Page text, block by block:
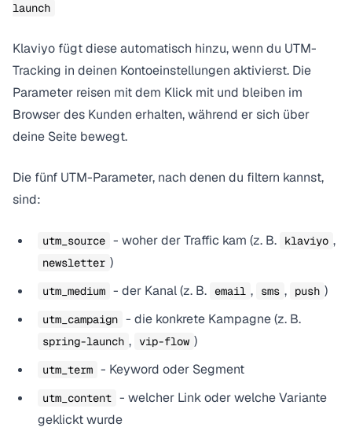
launch
Klaviyo fügt diese automatisch hinzu, wenn du UTM-
Tracking in deinen Kontoeinstellungen aktivierst. Die
Parameter reisen mit dem Klick mit und bleiben im
Browser des Kunden erhalten, während er sich über
deine Seite bewegt.
Die fünf UTM-Parameter, nach denen du filtern kannst,
sind:
utm_source - woher der Traffic kam (z. B. klaviyo ,
newsletter )
utm_medium - der Kanal (z. B. email , sms , push )
utm_campaign - die konkrete Kampagne (z. B.
spring-launch , vip-flow )
utm_term - Keyword oder Segment
utm_content - welcher Link oder welche Variante
geklickt wurde